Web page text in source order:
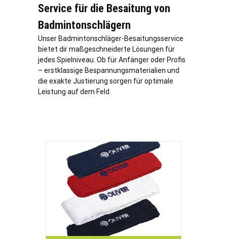
Service für die Besaitung von
Badmintonschlägern
Unser Badmintonschläger-Besaitungsservice
bietet dir maßgeschneiderte Lösungen für
jedes Spielniveau. Ob für Anfänger oder Profis
– erstklassige Bespannungsmaterialien und
die exakte Justierung sorgen für optimale
Leistung auf dem Feld.